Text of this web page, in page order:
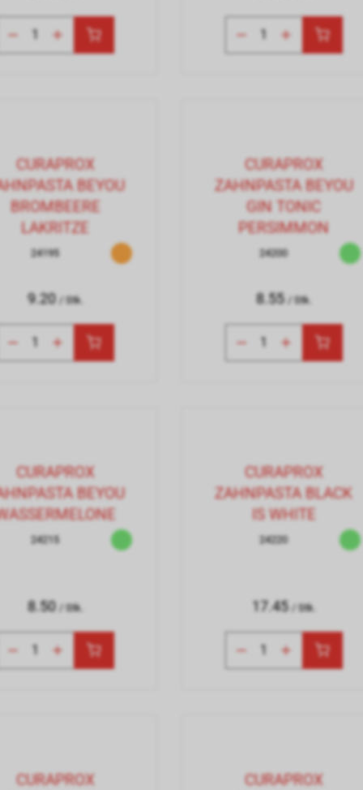
CURAPROX
BEYOU
BROMBEERE
LAKRITZE
24195
9.20 / Stk.
CURAPROX
ZAHNPASTA BEYOU
GIN TONIC
PERSIMMON
24200
8.55 / Stk.
CURAPROX
BEYOU
24215
8.50 / Stk.
CURAPROX
ZAHNPASTA BLACK
IS WHITE
24220
17.45 / Stk.
CURAPROX
CURAPROX